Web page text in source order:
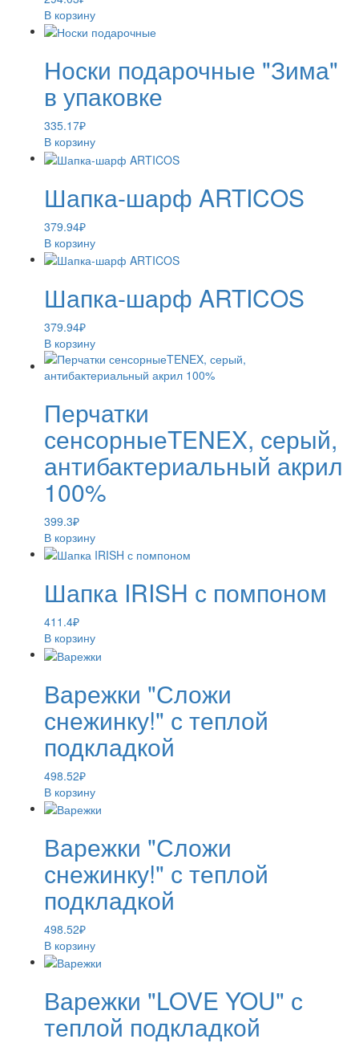
В корзину
Носки подарочные "Зима"
в упаковке
335.17₽
В корзину
Шапка-шарф ARTICOS
379.94₽
В корзину
Шапка-шарф ARTICOS
379.94₽
В корзину
Перчатки
сенсорныеTENEX, серый,
антибактериальный акрил
100%
399.3₽
В корзину
Шапка IRISH с помпоном
411.4₽
В корзину
Варежки "Сложи
снежинку!" с теплой
подкладкой
498.52₽
В корзину
Варежки "Сложи
снежинку!" с теплой
подкладкой
498.52₽
В корзину
Варежки "LOVE YOU" с
теплой подкладкой